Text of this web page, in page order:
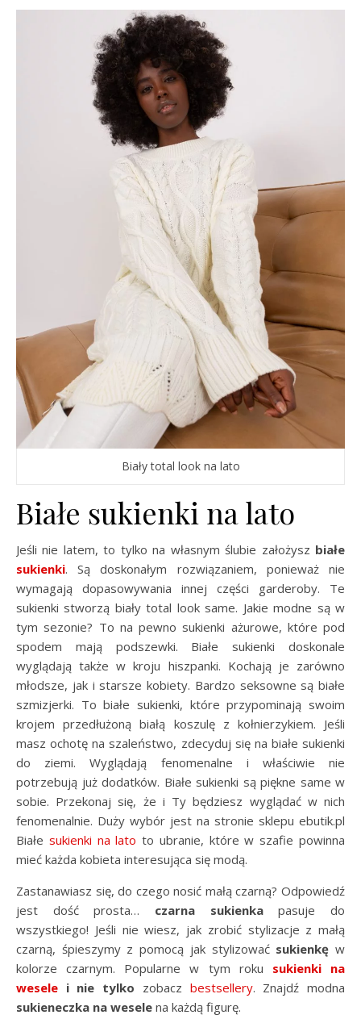
Biały total look na lato
Białe sukienki na lato
Jeśli nie latem, to tylko na własnym ślubie założysz białe
sukienki. Są doskonałym rozwiązaniem, ponieważ nie
wymagają dopasowywania innej części garderoby. Te
sukienki stworzą biały total look same. Jakie modne są w
tym sezonie? To na pewno sukienki ażurowe, które pod
spodem mają podszewki. Białe sukienki doskonale
wyglądają także w kroju hiszpanki. Kochają je zarówno
młodsze, jak i starsze kobiety. Bardzo seksowne są białe
szmizjerki. To białe sukienki, które przypominają swoim
krojem przedłużoną białą koszulę z kołnierzykiem. Jeśli
masz ochotę na szaleństwo, zdecyduj się na białe sukienki
do ziemi. Wyglądają fenomenalne i właściwie nie
potrzebują już dodatków. Białe sukienki są piękne same w
sobie. Przekonaj się, że i Ty będziesz wyglądać w nich
fenomenalnie. Duży wybór jest na stronie sklepu ebutik.pl
Białe sukienki na lato to ubranie, które w szafie powinna
mieć każda kobieta interesująca się modą.
Zastanawiasz się, do czego nosić małą czarną? Odpowiedź
jest dość prosta… czarna sukienkapasuje do
wszystkiego! Jeśli nie wiesz, jak zrobić stylizacje z małą
czarną, śpieszymy z pomocą jak stylizować sukienkę w
kolorze czarnym. Popularne w tym roku sukienki na
wesele i nie tylko zobacz bestsellery. Znajdź modna
sukieneczka na wesele na każdą figurę.